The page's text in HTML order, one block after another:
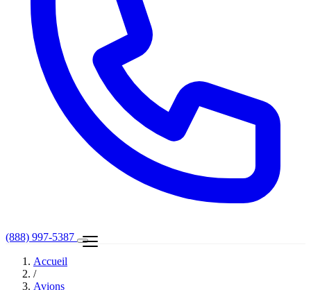
(888) 997-5387
Accueil
/
Avions